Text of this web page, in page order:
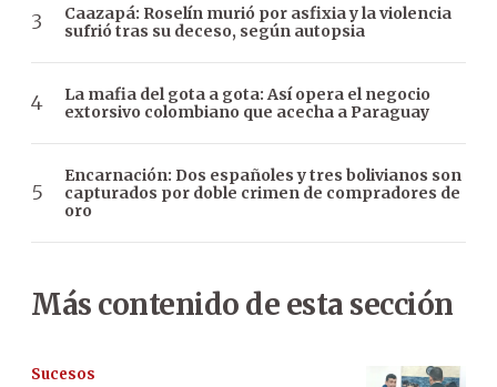
Caazapá: Roselín murió por asfixia y la violencia
sufrió tras su deceso, según autopsia
La mafia del gota a gota: Así opera el negocio
extorsivo colombiano que acecha a Paraguay
Encarnación: Dos españoles y tres bolivianos son
capturados por doble crimen de compradores de
oro
Más contenido de esta sección
Sucesos